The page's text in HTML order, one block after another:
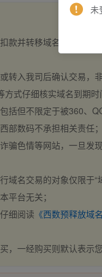
款并转移域名，交易
转入我司后确认交易，
方式仔细核实域名到期
括但不限定于被360、
部数码不承担相关责任；
骗色情等网站，一旦
域名交易的对象仅限于
平台无关；
细阅读 《西数预释放域
，一经购买则默认表示
未